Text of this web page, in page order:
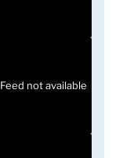
Feed not available